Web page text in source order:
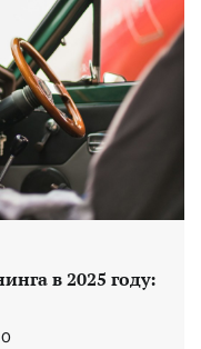
в 2025 году:
0